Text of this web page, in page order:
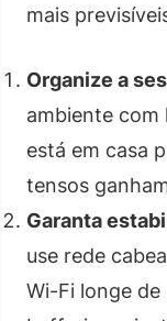
mais
Organize a
ambiente com
está em casa
tensos
Garanta
use rede
Wi-Fi longe